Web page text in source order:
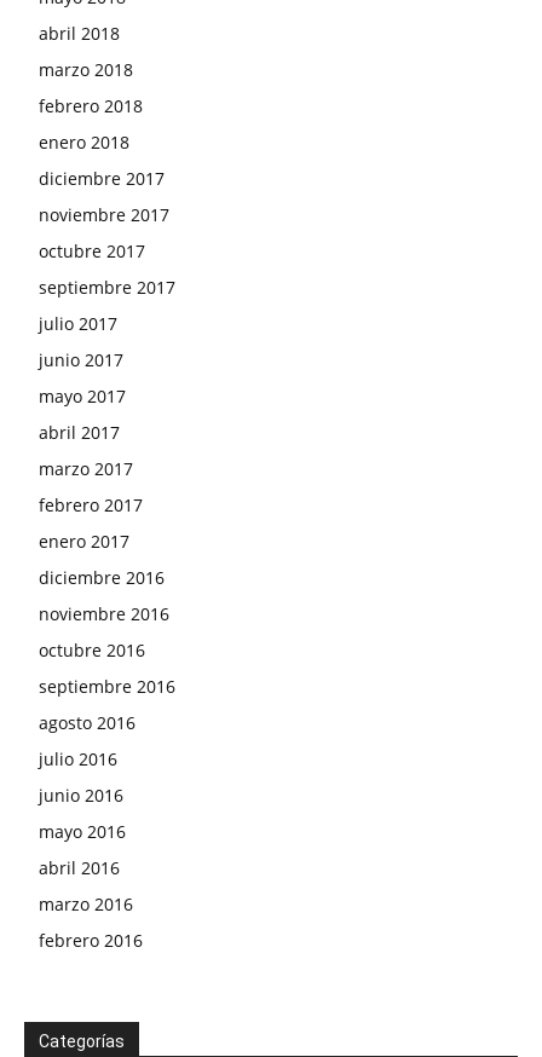
abril 2018
marzo 2018
febrero 2018
enero 2018
diciembre 2017
noviembre 2017
octubre 2017
septiembre 2017
julio 2017
junio 2017
mayo 2017
abril 2017
marzo 2017
febrero 2017
enero 2017
diciembre 2016
noviembre 2016
octubre 2016
septiembre 2016
agosto 2016
julio 2016
junio 2016
mayo 2016
abril 2016
marzo 2016
febrero 2016
Categorías